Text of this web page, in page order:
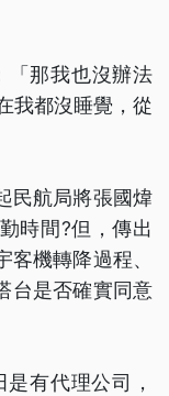
「那我也沒辦法
我都沒睡覺，從
民航局將張國煒
時間?但，傳出
機轉降過程、
台是否確實同意
有代理公司，